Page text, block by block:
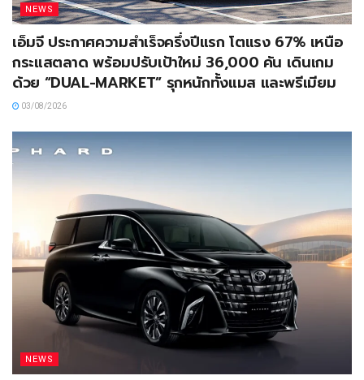
NEWS
เอ็มจี ประกาศความสำเร็จครึ่งปีแรก โตแรง 67% เหนือ
กระแสตลาด พร้อมปรับเป้าใหม่ 36,000 คัน เดินเกม
ด้วย “DUAL-MARKET” รุกหนักทั้งแมส และพรีเมียม
03/08/2026
NEWS